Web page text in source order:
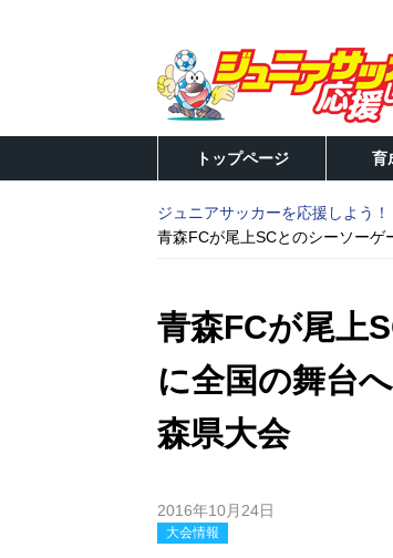
トップページ 育
ジュニアサッカーを応援しよう！
青森FCが尾上SCとのシーソー
青森FCが尾上
に全国の舞台
森県大会
2016年10月24日
大会情報